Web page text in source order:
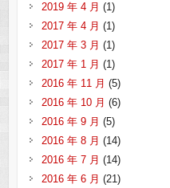
2019 年 4 月 (1)
2017 年 4 月 (1)
2017 年 3 月 (1)
2017 年 1 月 (1)
2016 年 11 月 (5)
2016 年 10 月 (6)
2016 年 9 月 (5)
2016 年 8 月 (14)
2016 年 7 月 (14)
2016 年 6 月 (21)